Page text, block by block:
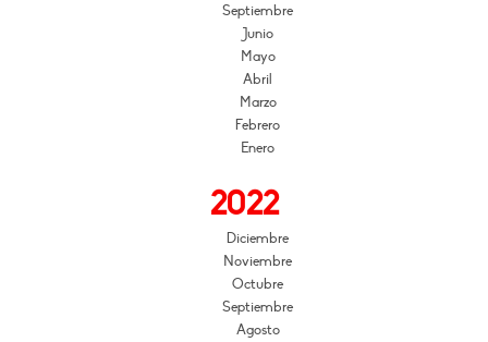
Septiembre
Junio
Mayo
Abril
Marzo
Febrero
Enero
2022
Diciembre
Noviembre
Octubre
Septiembre
Agosto